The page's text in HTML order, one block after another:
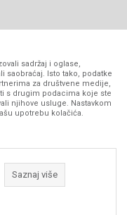
sadržaj i oglase,
Isto tako, podatke
za društvene medije,
s drugim podacima koje ste
njihove usluge. Nastavkom
upotrebu kolačića.
Saznaj više